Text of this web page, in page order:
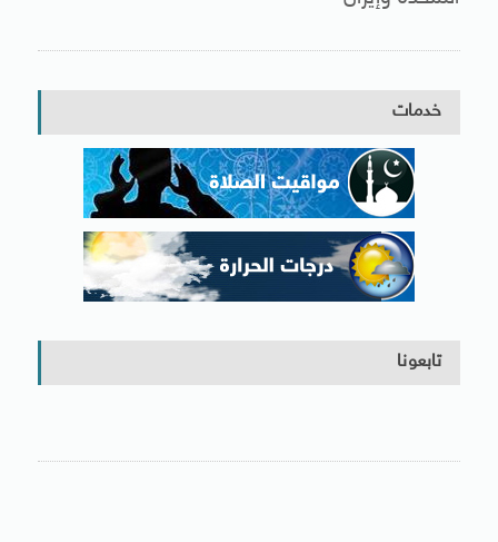
خدمات
تابعونا